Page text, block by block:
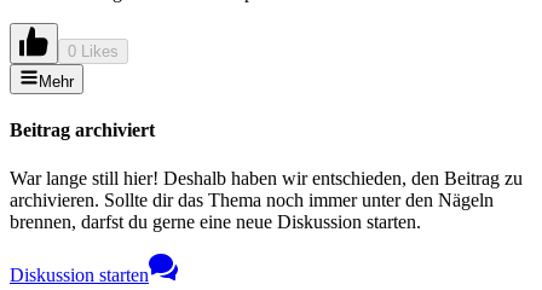
0 Likes
Mehr
Beitrag archiviert
War lange still hier! Deshalb haben wir entschieden, den Beitrag zu
archivieren. Sollte dir das Thema noch immer unter den Nägeln
brennen, darfst du gerne eine neue Diskussion starten.
Diskussion starten